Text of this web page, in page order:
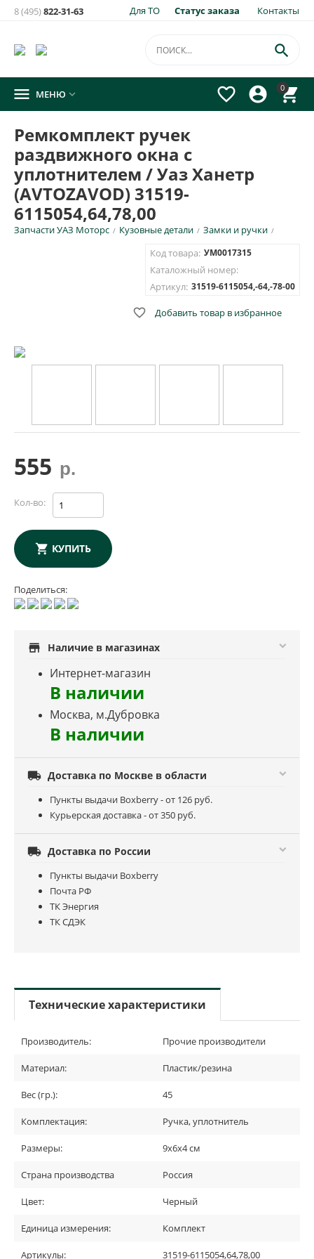
Для ТО Статус заказа Контакты
8 (495)822-31-63
0




 МЕНЮ 
Ремкомплект ручек
раздвижного окна с
уплотнителем / Уаз Ханетр
(AVTOZAVOD) 31519-
6115054,64,78,00
Запчасти УАЗ Моторс / Кузовные детали / Замки и ручки /
Код товара: УМ0017315
Каталожный номер:
Артикул: 31519-6115054,-64,-78-00
 Добавить товар в избранное
555 р.
Кол-во:
КУПИТЬ
Поделиться:
store Наличие в магазинах
Интернет-магазин
В наличии
Москва, м.Дубровка
В наличии
 Доставка по Москве в области
Пункты выдачи Boxberry - от 126 руб.
Курьерская доставка - от 350 руб.
 Доставка по России
Пункты выдачи Boxberry
Почта РФ
ТК Энергия
ТК СДЭК
Технические характеристики
Производитель: Прочие производители
Материал: Пластик/резина
Вес (гр.): 45
Комплектация: Ручка, уплотнитель
Размеры: 9х6х4 см
Страна производства Россия
Цвет: Черный
Единица измерения: Комплект
Артикулы: 31519-6115054,64,78,00